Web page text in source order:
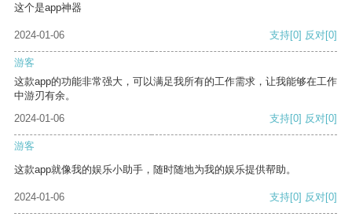
这个是app神器
2024-01-06 支持[0] 反对[0]
游客
这款app的功能非常强大，可以满足我所有的工作需求，让我能够在工作
中游刃有余。
2024-01-06
支持[0] 反对[0]
游客
这款app就像我的娱乐小助手，随时随地为我的娱乐提供帮助。
2024-01-06 支持[0] 反对[0]